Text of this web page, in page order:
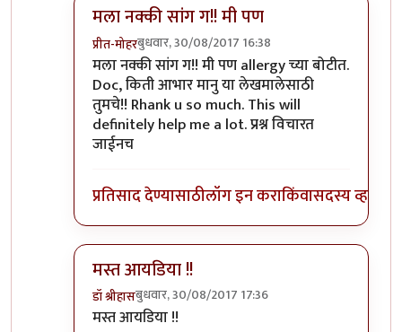
मला नक्की सांग ग!! मी पण
प्रीत-मोहरबुधवार, 30/08/2017 16:38
In reply toहो, नक्की!byपैसा
मला नक्की सांग ग!! मी पण allergy च्या बोटीत.
Doc, किती आभार मानु या लेखमालेसाठी
तुमचे!! Rhank u so much. This will
definitely help me a lot. प्रश्न विचारत
जाईनच
प्रतिसाद देण्यासाठीलॉग इन कराकिंवासदस्य व्हा
मस्त आयडिया !!
डॉ श्रीहासबुधवार, 30/08/2017 17:36
In reply toहो, नक्की!
मस्त आयडिया !!